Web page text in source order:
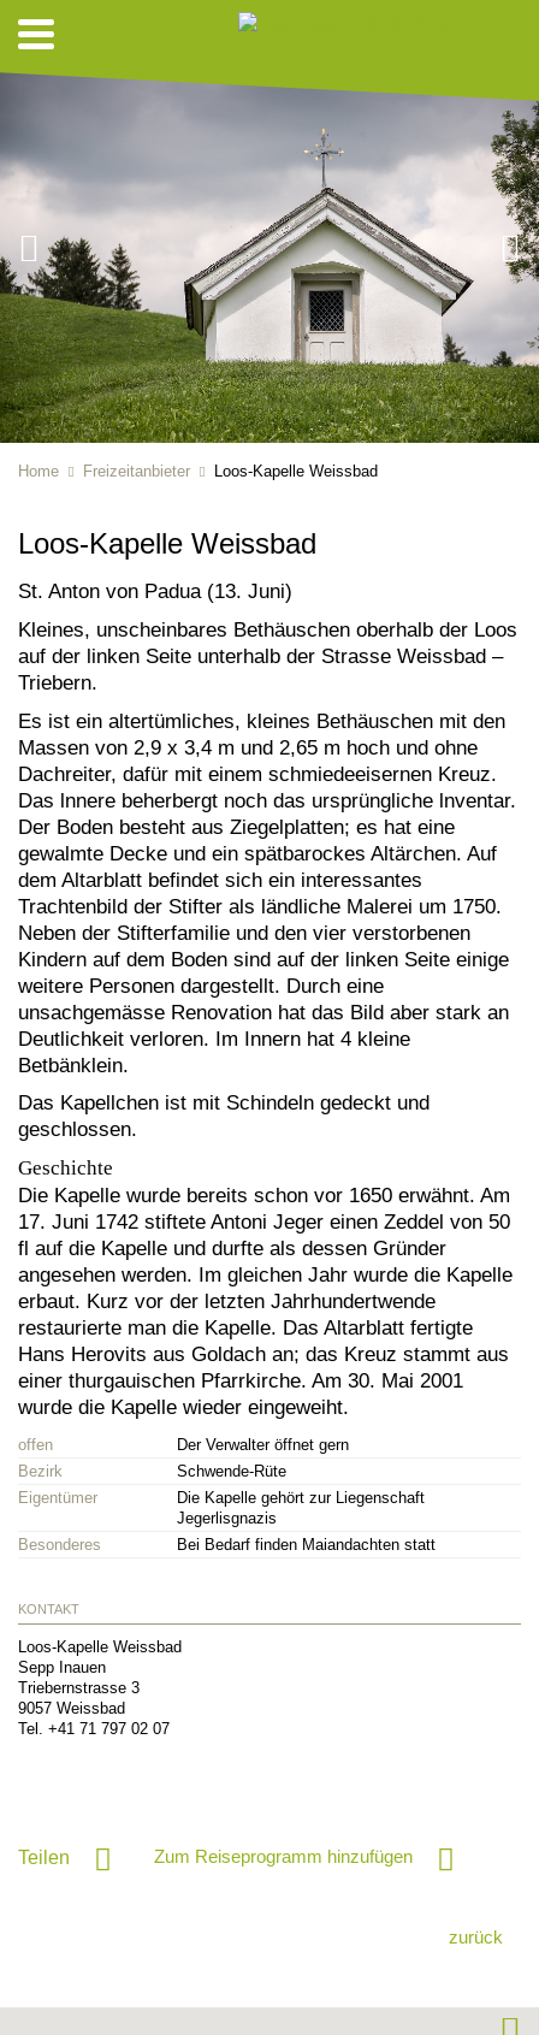
Home Freizeitanbieter Loos-Kapelle Weissbad
Loos-Kapelle Weissbad
St. Anton von Padua (13. Juni)
Kleines, unscheinbares Bethäuschen oberhalb der Loos
auf der linken Seite unterhalb der Strasse Weissbad –
Triebern.
Es ist ein altertümliches, kleines Bethäuschen mit den
Massen von 2,9 x 3,4 m und 2,65 m hoch und ohne
Dachreiter, dafür mit einem schmiedeeisernen Kreuz.
Das lnnere beherbergt noch das ursprüngliche lnventar.
Der Boden besteht aus Ziegelplatten; es hat eine
gewalmte Decke und ein spätbarockes Altärchen. Auf
dem Altarblatt befindet sich ein interessantes
Trachtenbild der Stifter als ländliche Malerei um 1750.
Neben der Stifterfamilie und den vier verstorbenen
Kindern auf dem Boden sind auf der linken Seite einige
weitere Personen dargestellt. Durch eine
unsachgemässe Renovation hat das Bild aber stark an
Deutlichkeit verloren. Im Innern hat 4 kleine
Betbänklein.
Das Kapellchen ist mit Schindeln gedeckt und
geschlossen.
Geschichte
Die Kapelle wurde bereits schon vor 1650 erwähnt. Am
17. Juni 1742 stiftete Antoni Jeger einen Zeddel von 50
fl auf die Kapelle und durfte als dessen Gründer
angesehen werden. Im gleichen Jahr wurde die Kapelle
erbaut. Kurz vor der letzten Jahrhundertwende
restaurierte man die Kapelle. Das Altarblatt fertigte
Hans Herovits aus Goldach an; das Kreuz stammt aus
einer thurgauischen Pfarrkirche. Am 30. Mai 2001
wurde die Kapelle wieder eingeweiht.
offen
Der Verwalter öffnet gern
Bezirk
Schwende-Rüte
Eigentümer
Die Kapelle gehört zur Liegenschaft
Jegerlisgnazis
Besonderes
Bei Bedarf finden Maiandachten statt
KONTAKT
Loos-Kapelle Weissbad
Sepp Inauen
Triebernstrasse 3
9057 Weissbad
Tel. +41 71 797 02 07
Teilen Zum Reiseprogramm hinzufügen
zurück